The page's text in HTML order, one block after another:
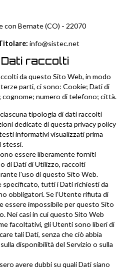
con Bernate (CO) - 22070
info@sistec.net
raccolti
da questo Sito Web, in modo
parti, ci sono: Cookie; Dati di
cognome; numero di telefono; città.
tipologia di dati raccolti
dedicate di questa privacy policy
informativi visualizzati prima
stessi.
essere liberamente forniti
di Dati di Utilizzo, raccolti
l'uso di questo Sito Web.
specificato, tutti i Dati richiesti da
obbligatori. Se l’Utente rifiuta di
essere impossibile per questo Sito
Nei casi in cui questo Sito Web
facoltativi, gli Utenti sono liberi di
tali Dati, senza che ciò abbia
disponibilità del Servizio o sulla
avere dubbi su quali Dati siano